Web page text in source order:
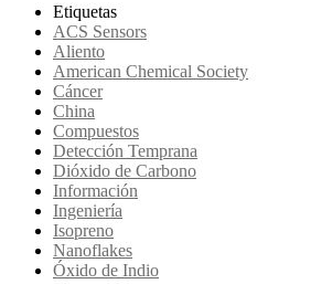
Etiquetas
ACS Sensors
Aliento
American Chemical Society
Cáncer
China
Compuestos
Detección Temprana
Dióxido de Carbono
Información
Ingeniería
Isopreno
Nanoflakes
Óxido de Indio